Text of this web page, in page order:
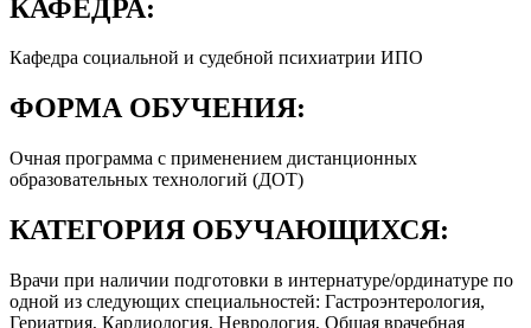
КАФЕДРА:
Кафедра социальной и судебной психиатрии ИПО
ФОРМА ОБУЧЕНИЯ:
Очная программа с применением дистанционных
образовательных технологий (ДОТ)
КАТЕГОРИЯ ОБУЧАЮЩИХСЯ:
Врачи при наличии подготовки в интернатуре/ординатуре по
одной из следующих специальностей: Гастроэнтерология,
Гериатрия, Кардиология, Неврология, Общая врачебная